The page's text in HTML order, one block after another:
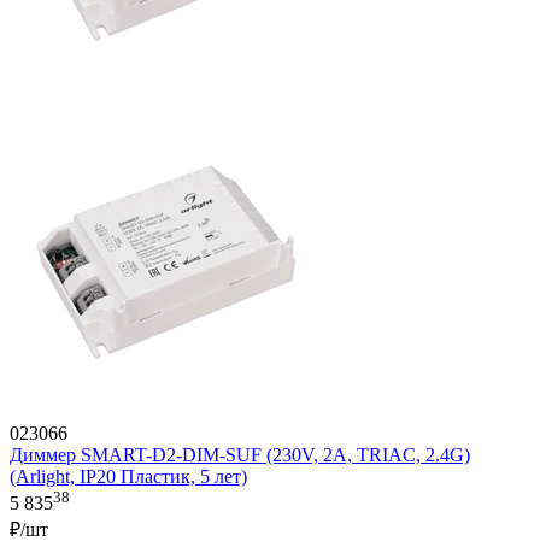
023066
Диммер SMART-D2-DIM-SUF (230V, 2A, TRIAC, 2.4G)
(Arlight, IP20 Пластик, 5 лет)
5 83538
₽/шт